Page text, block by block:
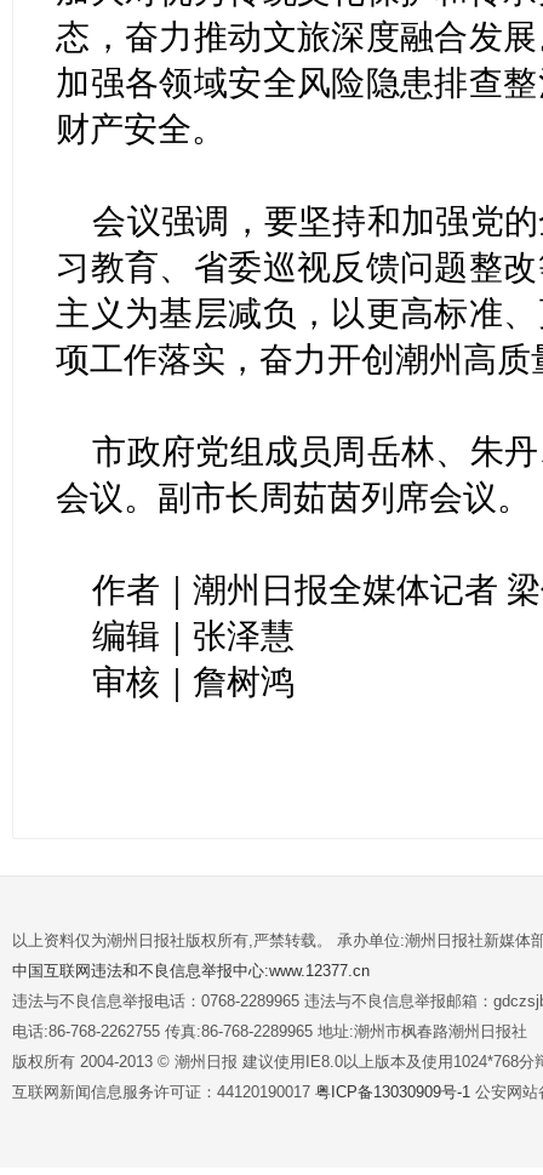
态，奋力推动文旅深度融合发
加强各领域安全风险隐患排查
财产安全。
会议强调，要坚持和加强党
习教育、省委巡视反馈问题整
主义为基层减负，以更高标准
项工作落实，奋力开创潮州高
市政府党组成员周岳林、朱
会议。副市长周茹茵列席会议。
作者｜潮州日报全媒体记者
编辑｜张泽慧
审核｜詹树鸿
以上资料仅为潮州日报社版权所有,严禁转载。 承办单位:潮州日报社新媒体
中国互联网违法和不良信息举报中心:www.12377.cn
违法与不良信息举报电话：0768-2289965 违法与不良信息举报邮箱：
电话:86-768-2262755 传真:86-768-2289965 地址:潮州市枫春路潮州日报社
版权所有 2004-2013 © 潮州日报 建议使用IE8.0以上版本及使用1024*768分
互联网新闻信息服务许可证：44120190017 粤ICP备13030909号-1 公安网站